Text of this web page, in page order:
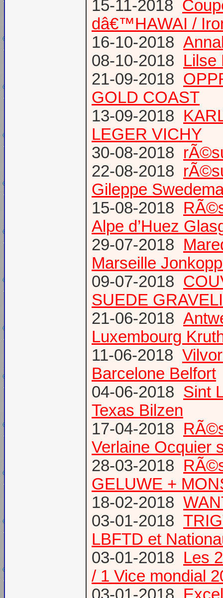
15-11-2018
dâ€™HAWAI /
16-10-2018
08-10-2018 Lilse
21-09-2018
GOLD COAST
13-09-2018
LEGER VICHY
30-08-2018
22-08-2018
Gileppe
15-08-2018
Alpe d’Huez
29-07-2018
Marseille
09-07-2018
SUEDE
21-06-2018
Luxembourg
11-06-2018
Barcelone Belfort
04-06-2018 Sint
Texas Bilzen
17-04-2018
Verlaine Ocquier
28-03-2018
GELUWE +
18-02-2018
03-01-2018
LBFTD et
03-01-2018 Les
/ 1 Vice mondial